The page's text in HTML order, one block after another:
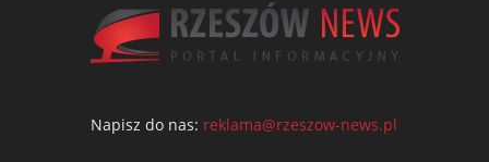
Napisz do nas: reklama@rzeszow-news.pl